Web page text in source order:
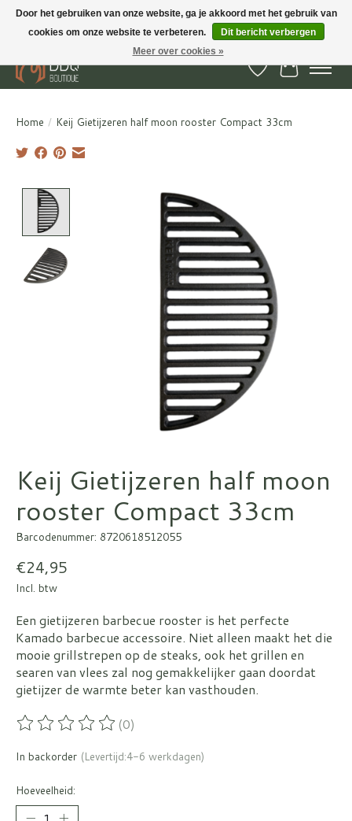
BBQ Boutique - Gratis verzenden en afhalen in Hedel en Kesteren
Verlanglijst
Home / Keij Gietijzeren half moon rooster Compact 33cm
Product image slideshow Items
Keij Gietijzeren half moon
rooster Compact 33cm
Barcodenummer: 8720618512055
€24,95
Incl. btw
Een gietijzeren barbecue rooster is het perfecte
Kamado barbecue accessoire. Niet alleen maakt het die
mooie grillstrepen op de steaks, ook het grillen en
searen van vlees zal nog gemakkelijker gaan doordat
gietijzer de warmte beter kan vasthouden.
De beoordeling van dit product is
(0)
In backorder (Levertijd:4-6 werkdagen)
Hoeveelheid:
Door het gebruiken van onze website, ga je akkoord met het gebruik van
cookies om onze website te verbeteren.
Dit bericht verbergen
Meer over cookies »